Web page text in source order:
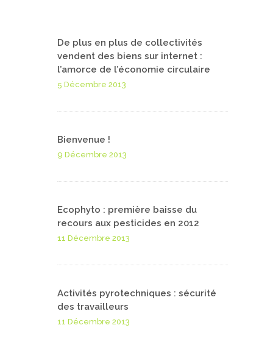
De plus en plus de collectivités
vendent des biens sur internet :
l’amorce de l’économie circulaire
5 Décembre 2013
Bienvenue !
9 Décembre 2013
Ecophyto : première baisse du
recours aux pesticides en 2012
11 Décembre 2013
Activités pyrotechniques : sécurité
des travailleurs
11 Décembre 2013